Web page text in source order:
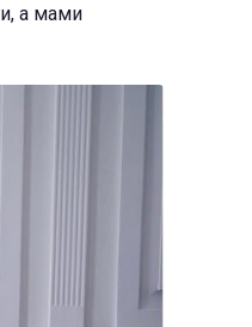
а мами